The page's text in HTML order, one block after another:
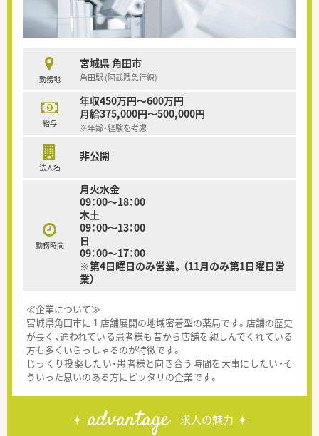
勤務地
宮城県 角田市
角田駅 (阿武隈急行線)
給与
年収450万円～600万円
月給375,000円～500,000円
※年齢・経験を考慮
法人名
非公開
勤務時間
月火水金
09：00～18：00
木土
09：00～13：00
日
09：00～17：00
※第4日曜日のみ営業。（11月のみ第1日曜日営
業）
≪企業について≫
宮城県角田市に１店舗展開の地域密着型の薬局です。店舗の歴史
が長く、通われている患者様も昔から店舗を親しんでくれている
方も多くいらっしゃるのが特徴です。
じっくり投薬したい・患者様と向き合う時間を大事にしたい・そ
ういった思いのある方にピッタリの企業です。
advantage 求人の魅力